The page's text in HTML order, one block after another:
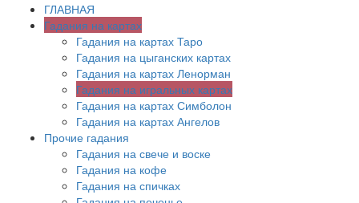
ГЛАВНАЯ
Гадания на картах
Гадания на картах Таро
Гадания на цыганских картах
Гадания на картах Ленорман
Гадания на игральных картах
Гадания на картах Симболон
Гадания на картах Ангелов
Прочие гадания
Гадания на свече и воске
Гадания на кофе
Гадания на спичках